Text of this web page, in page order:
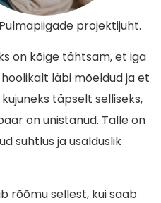
projektijuht.
on kõige tähtsam, et iga
läbi mõeldud ja et
täpselt selliseks,
on unistanud. Talle on
suhtlus ja usalduslik
rõõmu sellest, kui saab